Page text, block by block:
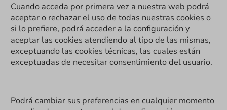
Cuando acceda por primera vez a nuestra web podrá
aceptar o rechazar el uso de todas nuestras cookies o
si lo prefiere, podrá acceder a la configuración y
aceptar las cookies atendiendo al tipo de las mismas,
exceptuando las cookies técnicas, las cuales están
exceptuadas de necesitar consentimiento del usuario.
Podrá cambiar sus preferencias en cualquier momento